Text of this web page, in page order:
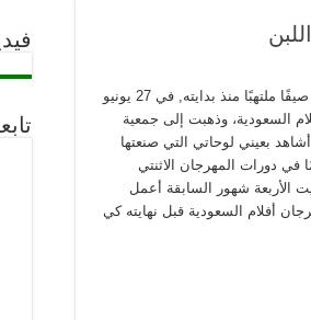
*هناء حجازي.. كان صيفًا ملتهبًا منذ بدايته, في 27 يونيو
السعودية، وذهبت إلى جمعية
بعيني لوحاتي التي صنعتها
دورات المهرجان الاثنتي
الأربعة شهور السابقة أعمل
أفلام السعودية قبل نهايته كي